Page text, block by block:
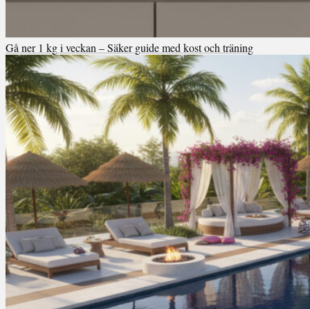
Gå ner 1 kg i veckan – Säker guide med kost och träning